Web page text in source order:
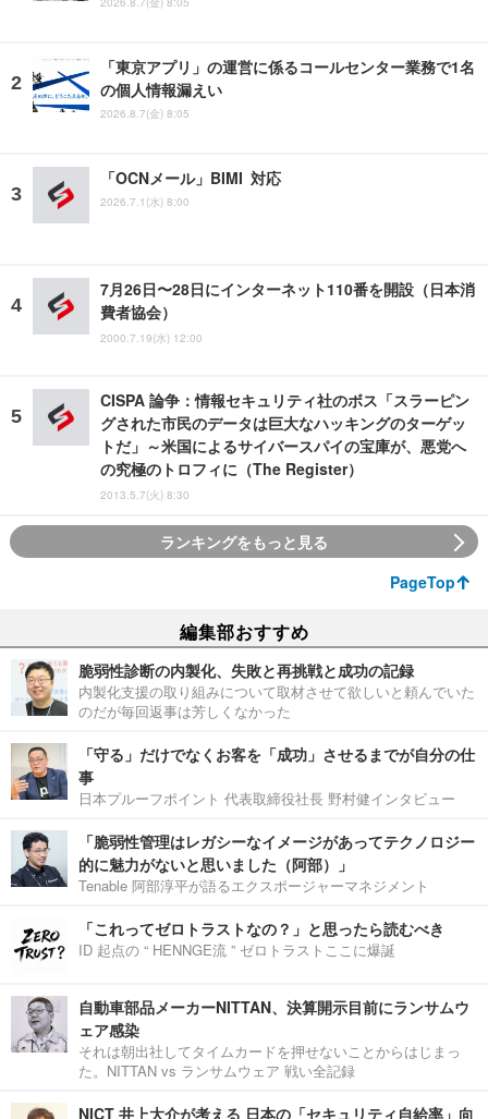
「東京アプリ」の運営に係るコールセンター業務で1名
の個人情報漏えい
2026.8.7(金) 8:05
「OCNメール」BIMI 対応
2026.7.1(水) 8:00
7月26日〜28日にインターネット110番を開設（日本消
費者協会）
2000.7.19(水) 12:00
CISPA 論争：情報セキュリティ社のボス「スラーピン
グされた市民のデータは巨大なハッキングのターゲッ
トだ」～米国によるサイバースパイの宝庫が、悪党へ
の究極のトロフィに（The Register）
2013.5.7(火) 8:30
ランキングをもっと見る
PageTop
編集部おすすめ
脆弱性診断の内製化、失敗と再挑戦と成功の記録
内製化支援の取り組みについて取材させて欲しいと頼んでいた
のだが毎回返事は芳しくなかった
「守る」だけでなくお客を「成功」させるまでが自分の仕
事
日本プルーフポイント 代表取締役社長 野村健インタビュー
「脆弱性管理はレガシーなイメージがあってテクノロジー
的に魅力がないと思いました（阿部）」
Tenable 阿部淳平が語るエクスポージャーマネジメント
「これってゼロトラストなの？」と思ったら読むべき
ID 起点の “ HENNGE流 ” ゼロトラストここに爆誕
自動車部品メーカーNITTAN、決算開示目前にランサムウ
ェア感染
それは朝出社してタイムカードを押せないことからはじまっ
た。NITTAN vs ランサムウェア 戦い全記録
NICT 井上大介が考える 日本の「セキュリティ自給率」向